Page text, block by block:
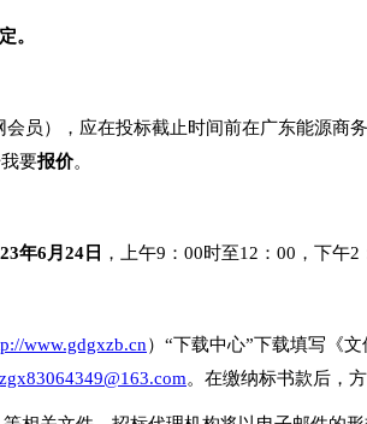
。
员），应在投标截止时间前在广东能源商
要报价。
年6 月 24 日 ，上午9：00时至12：00，下午
www.gdgxzb.cn）“下载中心”下载填写《
。在缴纳标书款后，